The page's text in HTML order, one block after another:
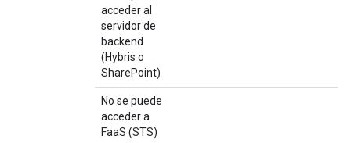
acceder al
servidor de
backend
(Hybris o
SharePoint)
No se puede
acceder a
FaaS (STS)